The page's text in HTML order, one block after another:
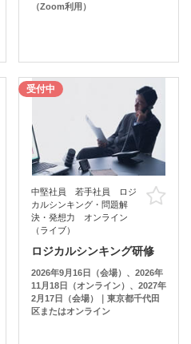
（Zoom利用）
お気に入り
受付中
中堅社員 若手社員 ロジ
カルシンキング・問題解
決・発想力 オンライン
（ライブ）
ロジカルシンキング研修
2026年9月16日（会場）、2026年
11月18日（オンライン）、2027年
2月17日（会場）｜東京都千代田
区またはオンライン